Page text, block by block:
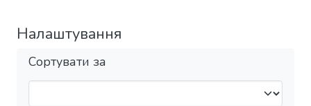
Налаштування
Сортувати за